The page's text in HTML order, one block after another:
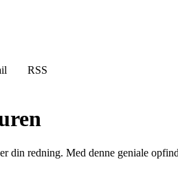
RSS
redning. Med denne geniale